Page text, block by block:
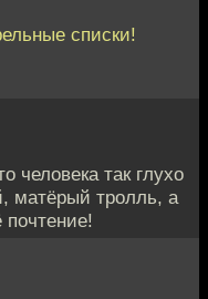
списки!
человека так глухо
матёрый тролль, а